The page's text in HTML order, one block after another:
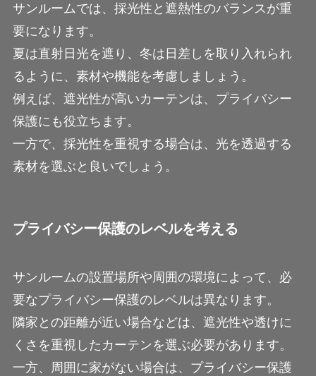
サンルームでは、採光性と遮熱性のバランスが重
要になります。
夏は直射日光を遮り、冬は日差しを取り入れられ
るように、素材や機能を考慮しましょう。
例えば、遮光性が高いカーテンは、プライバシー
保護にも役立ちます。
一方で、採光性を重視する場合は、光を透過する
素材を選ぶと良いでしょう。
プライバシー保護のレベルを考える
サンルームの設置場所や周囲の環境によって、必
要なプライバシー保護のレベルは異なります。
隣家との距離が近い場合などは、遮光性や透けに
くさを重視したカーテンを選ぶ必要があります。
一方、周囲に家がない場合は、プライバシー保護